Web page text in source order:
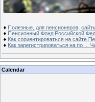
♦ Полезные, для пенсионеров,
♦ Пенсионный Фонд Российской
♦ Как сориентироваться на сайте
♦ Как зарегистрироваться на по
Calendar